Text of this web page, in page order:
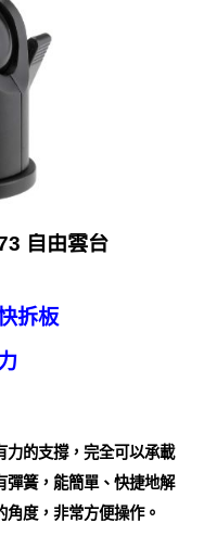
自由雲台
拆板
力的支撐，完全可以承載
彈簧，能簡單、快捷地解
度，非常方便操作。